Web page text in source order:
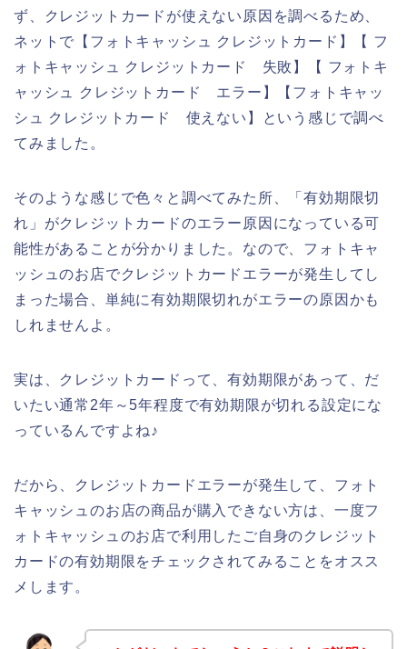
ず、クレジットカードが使えない原因を調べるため、
ネットで【フォトキャッシュ クレジットカード】【 フ
ォトキャッシュ クレジットカード 失敗】【 フォトキ
ャッシュ クレジットカード エラー】【フォトキャッ
シュ クレジットカード 使えない】という感じで調べ
てみました。
そのような感じで色々と調べてみた所、「有効期限切
れ」がクレジットカードのエラー原因になっている可
能性があることが分かりました。なので、フォトキャ
ッシュのお店でクレジットカードエラーが発生してし
まった場合、単純に有効期限切れがエラーの原因かも
しれませんよ。
実は、クレジットカードって、有効期限があって、だ
いたい通常2年～5年程度で有効期限が切れる設定にな
っているんですよね♪
だから、クレジットカードエラーが発生して、フォト
キャッシュのお店の商品が購入できない方は、一度フ
ォトキャッシュのお店で利用したご自身のクレジット
カードの有効期限をチェックされてみることをオスス
メします。